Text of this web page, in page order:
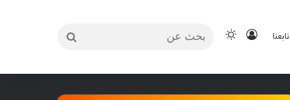
تابعنا تسجيل الدخول
الوضع المظلم